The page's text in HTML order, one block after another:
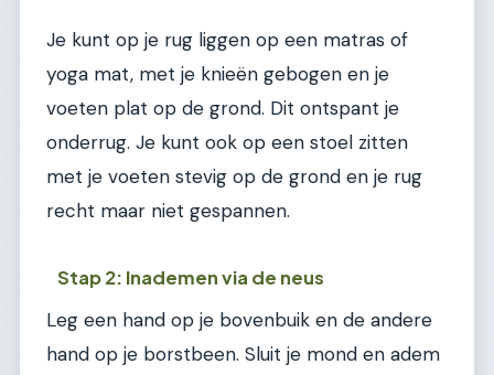
Je kunt op je rug liggen op een matras of
yoga mat, met je knieën gebogen en je
voeten plat op de grond. Dit ontspant je
onderrug. Je kunt ook op een stoel zitten
met je voeten stevig op de grond en je rug
recht maar niet gespannen.
Stap 2: Inademen via de neus
Leg een hand op je bovenbuik en de andere
hand op je borstbeen. Sluit je mond en adem